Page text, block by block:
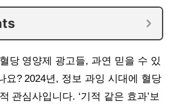
당 영양제 광고들, 과연 믿을 수 있
요? 2024년, 정보 과잉 시대에 혈당
관심사입니다. ‘기적 같은 효과’보